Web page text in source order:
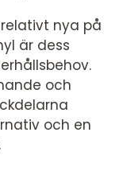
relativt nya på
är dess
och
och en